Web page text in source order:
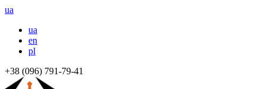
ua
ua
en
pl
+38 (096) 791-79-41